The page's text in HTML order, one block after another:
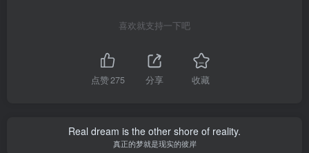
喜欢就支持一下吧
点赞275 分享 收藏
Real dream is the other shore of reality.
真正的梦就是现实的彼岸